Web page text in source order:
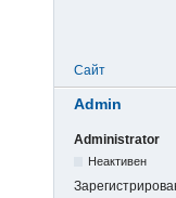
Сайт
Admin
Administrator
Неактивен